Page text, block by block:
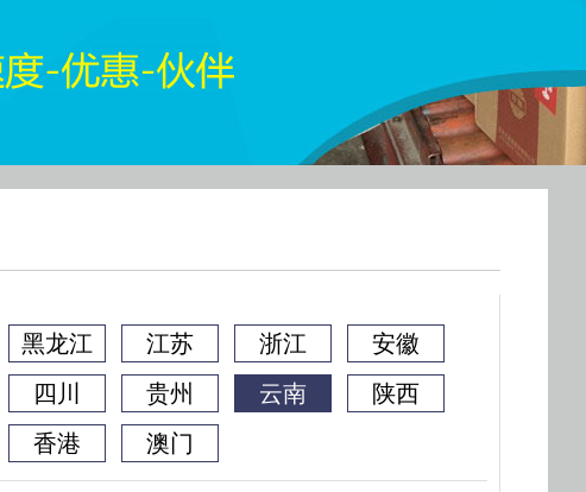
黑龙江 江苏 浙江
安徽
四川 贵州 云南
陕西
香港 澳门